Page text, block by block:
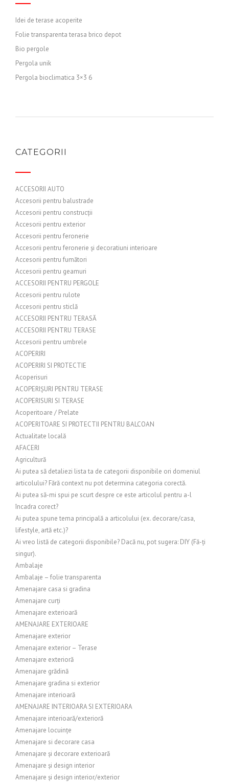
Idei de terase acoperite
Folie transparenta terasa brico depot
Bio pergole
Pergola unik
Pergola bioclimatica 3×3 6
CATEGORII
ACCESORII AUTO
Accesorii pentru balustrade
Accesorii pentru construcții
Accesorii pentru exterior
Accesorii pentru feronerie
Accesorii pentru feronerie și decoratiuni interioare
Accesorii pentru fumători
Accesorii pentru geamuri
ACCESORII PENTRU PERGOLE
Accesorii pentru rulote
Accesorii pentru sticlă
ACCESORII PENTRU TERASĂ
ACCESORII PENTRU TERASE
Accesorii pentru umbrele
ACOPERIRI
ACOPERIRI SI PROTECTIE
Acoperisuri
ACOPERIȘURI PENTRU TERASE
ACOPERISURI SI TERASE
Acoperitoare / Prelate
ACOPERITOARE SI PROTECTII PENTRU BALCOAN
Actualitate locală
AFACERI
Agricultură
Ai putea să detaliezi lista ta de categorii disponibile ori domeniul
articolului? Fără context nu pot determina categoria corectă.
Ai putea să-mi spui pe scurt despre ce este articolul pentru a-l
încadra corect?
Ai putea spune tema principală a articolului (ex. decorare/casa,
lifestyle, artă etc.)?
Ai vreo listă de categorii disponibile? Dacă nu, pot sugera: DIY (Fă-ți
singur).
Ambalaje
Ambalaje – folie transparenta
Amenajare casa si gradina
Amenajare curți
Amenajare exterioară
AMENAJARE EXTERIOARE
Amenajare exterior
Amenajare exterior – Terase
Amenajare exterioră
Amenajare grădină
Amenajare gradina si exterior
Amenajare interioară
AMENAJARE INTERIOARA SI EXTERIOARA
Amenajare interioară/exterioră
Amenajare locuințe
Amenajare si decorare casa
Amenajare și decorare exterioară
Amenajare și design interior
Amenajare și design interior/exterior